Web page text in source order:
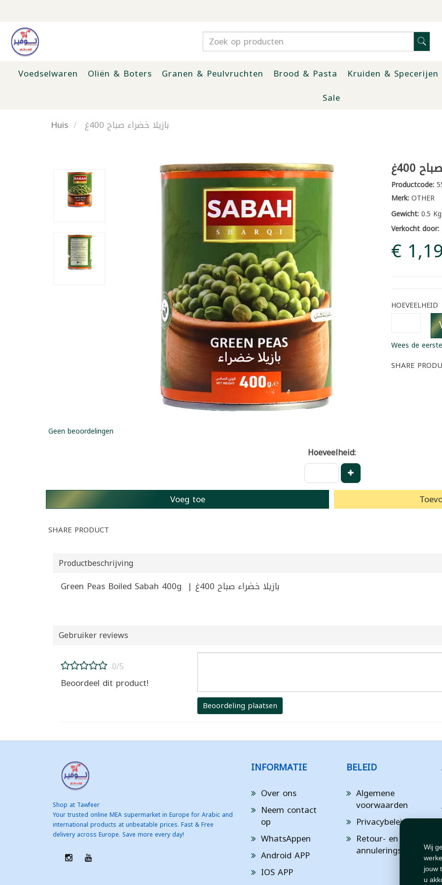
Wij
jouw
u
Voedselwaren Oliën & Boters Granen & Peulvruchten Brood & Pasta Kruiden & Specerijen
Sale
Huis
بازيلا خضراء صباح 400غ
400غ
Productcode:
Merk:OTHER
Gewicht:0.5 Kg
Verkocht door:
€ 1,19
HOEVEELHEID
Wees de
SHARE
Geen beoordelingen
Hoeveelheid:
Voeg toe
SHARE PRODUCT
Productbeschrijving
Green Peas Boiled Sabah 400g | بازيلا خضراء صباح 400غ
Gebruiker reviews
0/5
Beoordeel dit product!
Beoordeling plaatsen
Shop at Tawfeer
Your trusted online MEA supermarket in Europe for Arabic and
international products at unbeatable prices. Fast & Free
delivery across Europe. Save more every day!
INFORMATIE
Over ons
Neem contact
op
WhatsAppen
Android APP
IOS APP
BELEID
Algemene
voorwaarden
Privacybeleid
Retour- en
annuleringsbeleid